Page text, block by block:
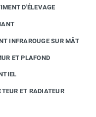
D'ÉLEVAGE
INFRAROUGE SUR MÂT
ET PLAFOND
ET RADIATEUR